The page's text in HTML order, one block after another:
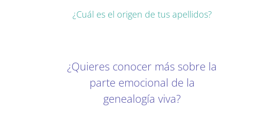
¿Cuál es el origen de tus apellidos?
¿Quieres conocer más sobre la
parte emocional de la
genealogía viva?